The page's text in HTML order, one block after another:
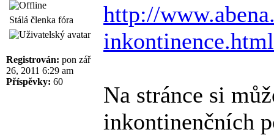
Stálá členka fóra
Registrován: pon zář
26, 2011 6:29 am
Příspěvky: 60
http://
inkontinence.html
Na stránce si
inkontinenčních